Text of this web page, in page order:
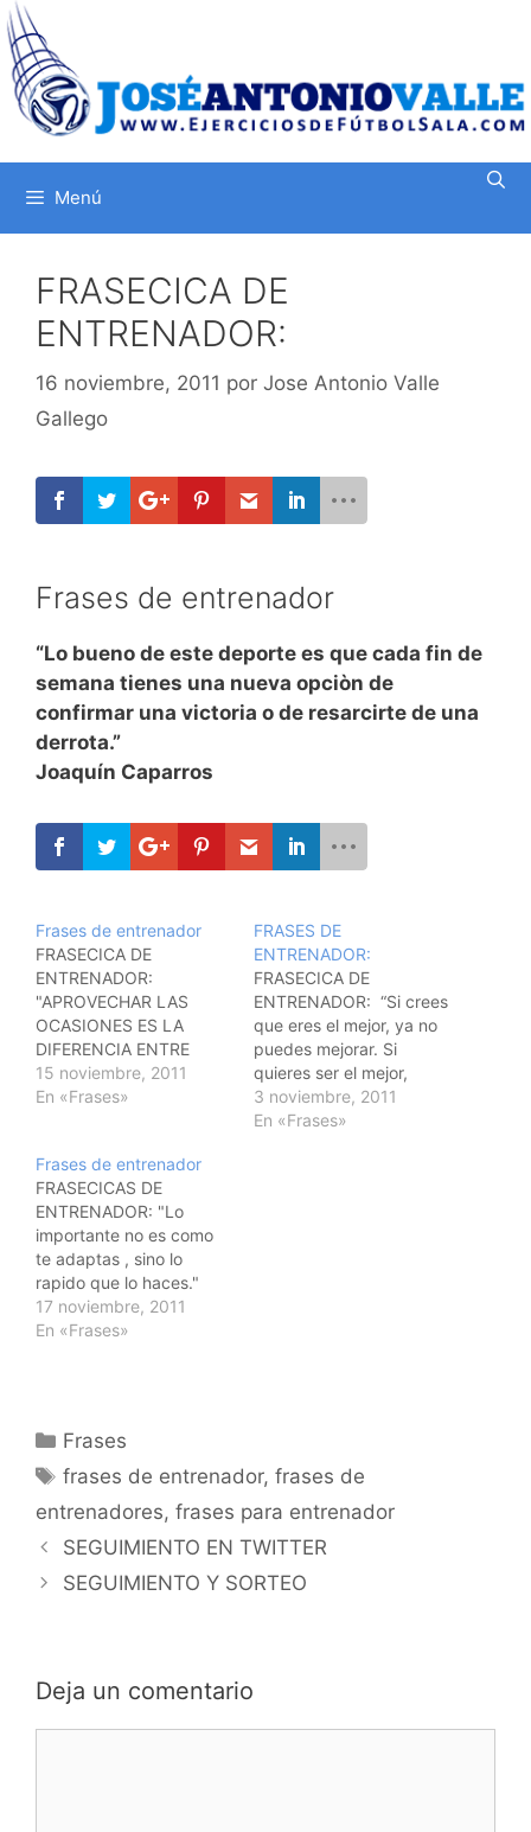
Saltar
al
contenido
Menú
FRASECICA DE
ENTRENADOR:
16 noviembre, 2011 por Jose Antonio Valle
Gallego
Frases de entrenador
“Lo bueno de este deporte es que cada fin de
semana tienes una nueva opciòn de
confirmar una victoria o de resarcirte de una
derrota.”
Joaquín Caparros
Frases de entrenador
FRASECICA DE
ENTRENADOR:
"APROVECHAR LAS
OCASIONES ES LA
DIFERENCIA ENTRE
JUGAR Y GANAR." "A
LOS PARTIDOS SE VA A
15 noviembre, 2011
En «Frases»
FRASES DE
ENTRENADOR:
FRASECICA DE
ENTRENADOR: “Si crees
que eres el mejor, ya no
puedes mejorar. Si
quieres ser el mejor,
siempre debes hacerlo.”
Valentino Rossi
3 noviembre, 2011
En «Frases»
Frases de entrenador
FRASECICAS DE
ENTRENADOR: "Lo
importante no es como
te adaptas , sino lo
rapido que lo haces."
ETTORE MESSINA "Los
milagros cuando se
AITO GARCIA RENESES
17 noviembre, 2011
En «Frases»
Categorías
Frases
Etiquetas
frases de entrenador,frases de
entrenadores, frases para entrenador
Navegación
de
SEGUIMIENTO EN TWITTER
SEGUIMIENTO Y SORTEO
Deja un comentario